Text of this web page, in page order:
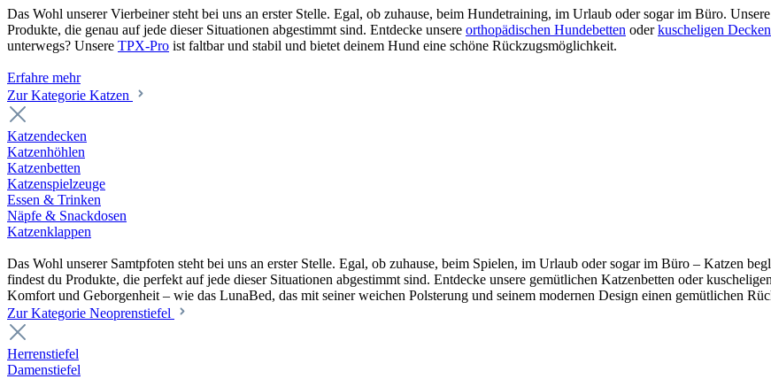
Das Wohl unserer Vierbeiner steht bei uns an erster Stelle. Egal, ob zuhause, beim Hundetraining, im Urlaub oder sogar im Büro.
Produkte, die genau auf jede dieser Situationen abgestimmt sind. Entdecke unsere orthopädischen Hundebetten oderkuscheligen Decken
unterwegs? Unsere TPX-Pro ist faltbar und stabil und bietet deinem Hund eine schöne Rückzugsmöglichkeit.
Erfahre mehr
Zur Kategorie Katzen
Katzendecken
Katzenhöhlen
Katzenbetten
Katzenspielzeuge
Essen & Trinken
Näpfe & Snackdosen
Katzenklappen
Das Wohl unserer Samtpfoten steht bei uns an erster Stelle. Egal, ob zuhause, beim Spielen, im Urlaub oder sogar im Büro – Katzen
findest du Produkte, die perfekt auf jede dieser Situationen abgestimmt sind. Entdecke unsere gemütlichen Katzenbetten oder
Komfort und Geborgenheit – wie das LunaBed, das mit seiner weichen Polsterung und seinem modernen Design einen gemütlichen
Zur Kategorie Neoprenstiefel
Herrenstiefel
Damenstiefel